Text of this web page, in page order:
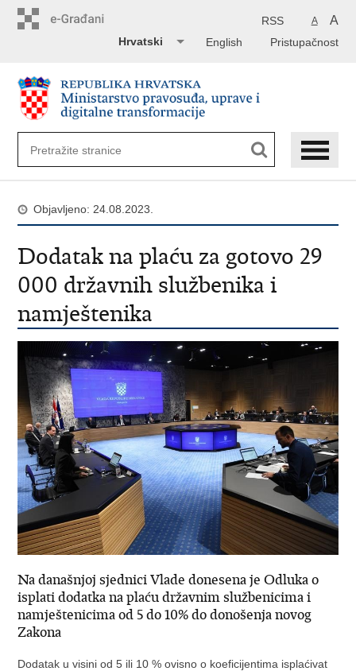
A A
RSS
Pristupačnost
English
Hrvatski
Objavljeno: 24.08.2023.
Dodatak na plaću za gotovo 29
000 državnih službenika i
namještenika
Na današnjoj sjednici Vlade donesena je Odluka o
isplati dodatka na plaću državnim službenicima i
namještenicima od 5 do 10% do donošenja novog
Zakona
Dodatak u visini od 5 ili 10 % ovisno o koeficijentima isplaćivat